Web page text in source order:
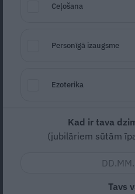
«Man skaistums ir
bagāts.» 10
Ceļošana
Personīgā izaugsme
Ezoterika
Kad ir tava
(jubilāriem sūtām
Tavs